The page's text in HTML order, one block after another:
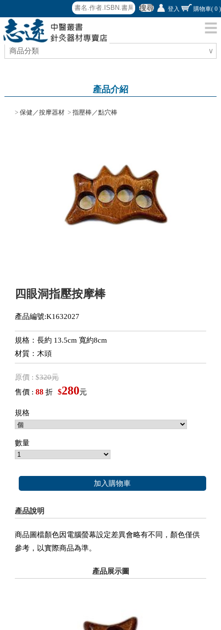
搜尋 登入 購物車( 0 )
商品分類 ∨
產品介紹
>保健／按摩器材 >指壓棒／點穴棒
四眼洞指壓按摩棒
產品編號:K1632027
規格：長約 13.5cm 寬約8cm
材質：木頭
原價 : $320元
售價 :88 折 $280元
規格
數量
加入購物車
產品說明
商品圖檔顏色因電腦螢幕設定差異會略有不同，顏色僅供
參考，以實際商品為準。
產品展示圖